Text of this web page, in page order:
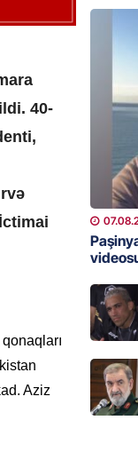
40-
Aziz
13
Rəsmi
İran
katib
Şəhid
üçün
GÜNDƏM
Ali